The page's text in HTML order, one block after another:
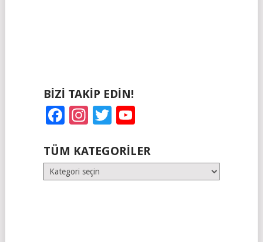
BIZI TAKIP EDIN!
Facebook
Instagram
Twitter
TÜM KATEGORILER
Tüm
Kategoriler